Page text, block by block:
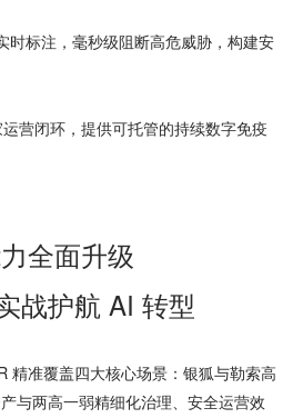
时标注，毫秒级阻断高危威胁，构建安
营闭环，提供可托管的持续数字免疫
全面升级
战护航 AI 转型
精准覆盖四大核心场景：银狐与勒索高
与两高一弱精细化治理、安全运营效